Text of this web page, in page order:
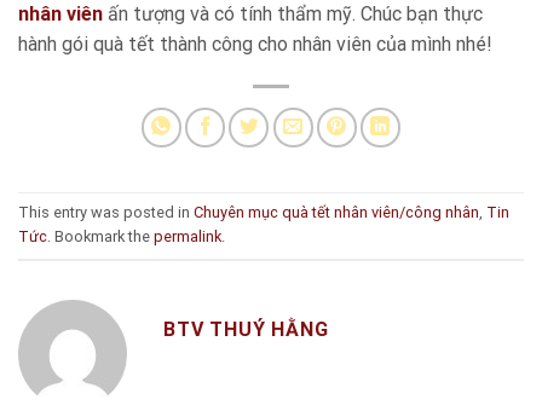
nhân viên ấn tượng và có tính thẩm mỹ. Chúc bạn thực
hành gói quà tết thành công cho nhân viên của mình nhé!
This entry was posted in Chuyên mục quà tết nhân viên/công nhân, Tin
Tức. Bookmark the permalink.
BTV THUÝ HẰNG